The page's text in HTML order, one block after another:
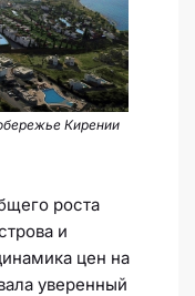
Кирении
роста
и
цен на
уверенный